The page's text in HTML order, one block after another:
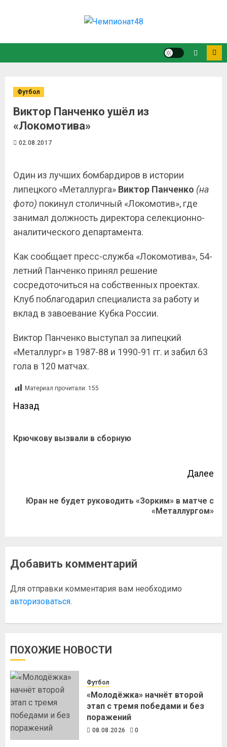
Футбол
Виктор Панченко ушёл из
«Локомотива»
02.08.2017
Один из лучших бомбардиров в истории
липецкого «Металлурга» Виктор Панченко (на
фото) покинул столичный «Локомотив», где
занимал должность директора селекционно-
аналитического департамента.
Как сообщает пресс-служба «Локомотива», 54-
летний Панченко принял решение
сосредоточиться на собственных проектах.
Клуб поблагодарил специалиста за работу и
вклад в завоевание Кубка России.
Виктор Панченко выступал за липецкий
«Металлург» в 1987-88 и 1990-91 гг. и забил 63
гола в 120 матчах.
Материал прочитали: 155
Назад
Крючкову вызвали в сборную
Далее
Юран не будет руководить «Зорким» в матче с
«Металлургом»
Добавить комментарий
Для отправки комментария вам необходимо
авторизоваться.
ПОХОЖИЕ НОВОСТИ
Футбол
«Молодёжка» начнёт второй
этап с тремя победами и без
поражений
08.08.2026 0